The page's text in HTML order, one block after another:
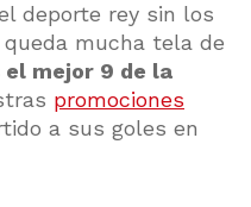
deporte rey sin los
mucha tela de
el mejor 9 de la
promociones
a sus goles en